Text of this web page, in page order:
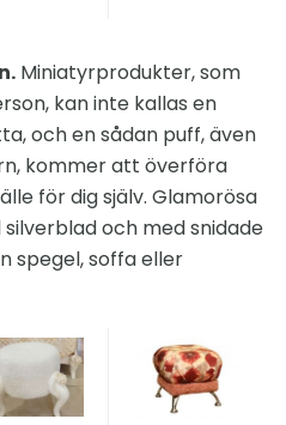
Miniatyrprodukter, som
kan inte kallas en
och en sådan puff, även
kommer att överföra
för dig själv. Glamorösa
och med snidade
spegel, soffa eller